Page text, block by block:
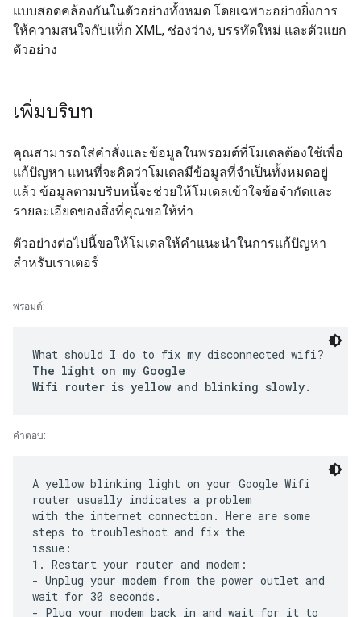
แบบสอดคล้องกันในตัวอย่างทั้งหมด โดยเฉพาะอย่างยิ่งการ
ให้ความสนใจกับแท็ก XML, ช่องว่าง, บรรทัดใหม่ และตัวแยก
ตัวอย่าง
เพิ่มบริบท
คุณสามารถใส่คำสั่งและข้อมูลในพรอมต์ที่โมเดลต้องใช้เพื่อ
แก้ปัญหา แทนที่จะคิดว่าโมเดลมีข้อมูลที่จำเป็นทั้งหมดอยู่
แล้ว ข้อมูลตามบริบทนี้จะช่วยให้โมเดลเข้าใจข้อจำกัดและ
รายละเอียดของสิ่งที่คุณขอให้ทำ
ตัวอย่างต่อไปนี้ขอให้โมเดลให้คำแนะนำในการแก้ปัญหา
สำหรับเราเตอร์
พรอมต์:
What should I do to fix my disconnected wifi?
The light on my Google
Wifi router is yellow and blinking slowly.
คำตอบ:
A yellow blinking light on your Google Wifi
router usually indicates a problem
with the internet connection. Here are some
steps to troubleshoot and fix the
issue:
1. Restart your router and modem:
- Unplug your modem from the power outlet and
wait for 30 seconds.
- Plug your modem back in and wait for it to